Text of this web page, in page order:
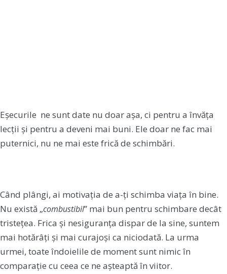
Eșecurile ne sunt date nu doar așa, ci pentru a învăța
lecții și pentru a deveni mai buni. Ele doar ne fac mai
puternici, nu ne mai este frică de schimbări.
Când plângi, ai motivația de a-ți schimba viața în bine.
Nu există „combustibil” mai bun pentru schimbare decât
tristețea. Frica și nesiguranța dispar de la sine, suntem
mai hotărâți și mai curajoși ca niciodată. La urma
urmei, toate îndoielile de moment sunt nimic în
comparație cu ceea ce ne așteaptă în viitor.